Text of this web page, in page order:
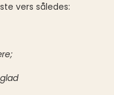
vers således: